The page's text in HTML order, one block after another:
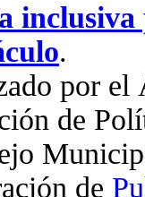
.
por el
de
de